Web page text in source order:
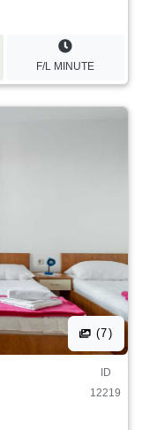
F/L MINUTE
(7)
ID
12219